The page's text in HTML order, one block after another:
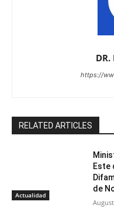
DR.
https://
RELATED ARTICLES
Actualidad
Este
de